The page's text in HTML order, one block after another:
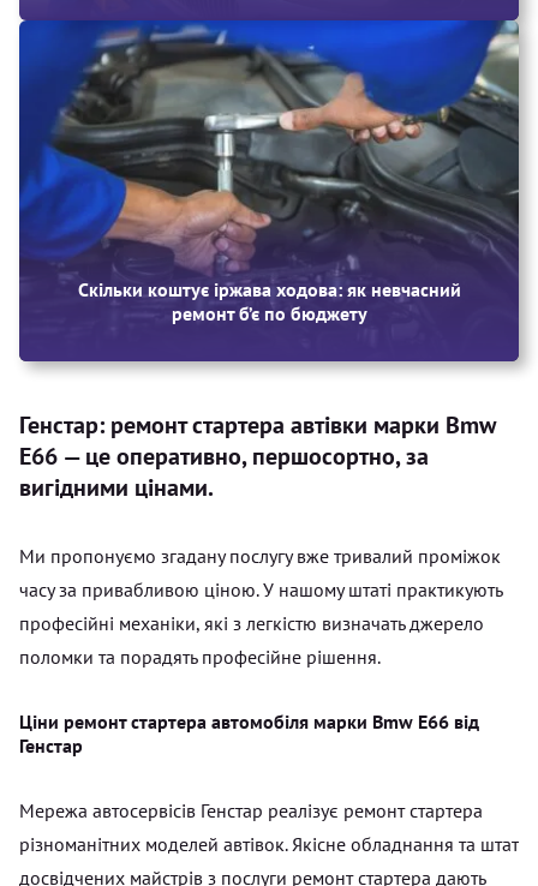
Скільки коштує іржава ходова: як невчасний
ремонт б’є по бюджету
Генстар: ремонт стартера автівки марки Bmw
E66 — це оперативно, першосортно, за
вигідними цінами.
Ми пропонуємо згадану послугу вже тривалий проміжок
часу за привабливою ціною. У нашому штаті практикують
професійні механіки, які з легкістю визначать джерело
поломки та порадять професійне рішення.
Ціни ремонт стартера автомобіля марки Bmw E66 від
Генстар
Мережа автосервісів Генстар реалізує ремонт стартера
різноманітних моделей автівок. Якісне обладнання та штат
досвідчених майстрів з послуги ремонт стартера дають